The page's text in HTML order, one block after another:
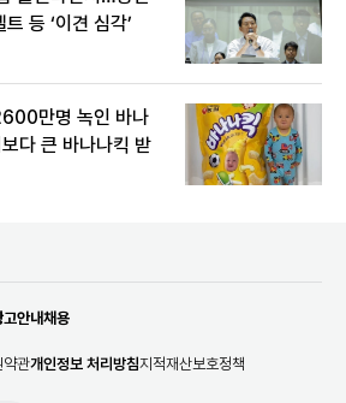
등 ‘이견 심각’
만명 녹인 바나
다 큰 바나나킥 받
고안내채용
약관개인정보 처리방침지적재산보호정책